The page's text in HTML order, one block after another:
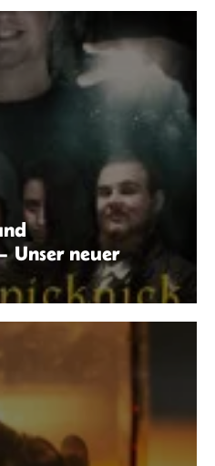
Unser neuer